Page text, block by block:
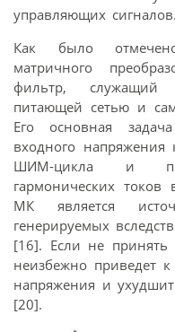
управляющих сигналов.
Как было
матричного
фильтр,
питающей сетью и
Его основная
входного напряжения
ШИМ-цикла и
гармонических
МК является
генерируемых
[16]. Если не
неизбежно приведет
напряжения и
[20].